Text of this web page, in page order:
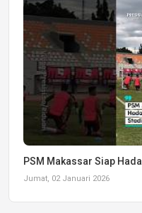
PSM Makassar Siap
Jumat, 02 Januari 2026